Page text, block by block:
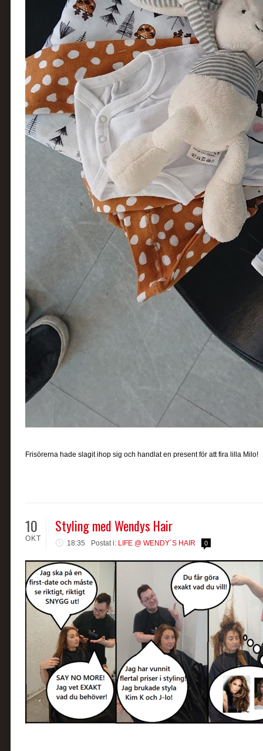
Frisörerna hade slagit ihop sig och handlat en present för att fira lilla Milo!
10
OKT
Styling med Wendys Hair
18:35 Postat i: LIFE @ WENDY´S HAIR 0